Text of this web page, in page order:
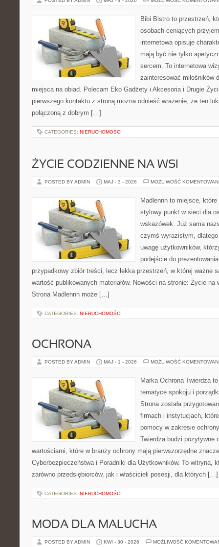
Bibi Bistro to przestrzeń,
osobach ceniących
internetowa opisuje
mają być nie tylko
sercem. To internetowa
zainteresować miłośników
miejsca na obiad. Polecam Eko Gadżety i Akcesoria i Drugie
pierwszego kontaktu z stroną można odnieść wrażenie, że ten
połączoną z dobrym […]
CATEGORIES: NIERUCHOMOŚCI
ŻYCIE CODZIENNE NA WSI
POSTED BY ADMIN MAJ - 3 - 2026 MOŻLIWOŚĆ
Madlennn to miejsce,
stylowy punkt w sieci dla
wskazówek. Już sama
czymś wyrazistym,
uwagę użytkowników,
podejście do
przypadkowy zbiór treści, lecz lekka przestrzeń, w której ważne
wartość publikowanych materiałów. Nowości na stronie: Życie na
Strona Madlennn może […]
CATEGORIES: NIERUCHOMOŚCI
OCHRONA
POSTED BY ADMIN MAJ - 1 - 2026 MOŻLIWOŚĆ
Marka Ochrona Twierdza
tematyce spokoju i
Strona została
firmach i instytucjach,
pomocy w zakresie
Twierdza budzi pozytywne
wartościami, które w branży ochrony mają pierwszorzędne
Cyberbezpieczeństwa i Poradniki dla Użytkowników. To witryna,
zarówno przedsiębiorców, jak i właścicieli posesji, dla których […]
CATEGORIES: NIERUCHOMOŚCI
MODA DLA MALUCHA
POSTED BY ADMIN KWI - 30 - 2026 MOŻLIWOŚĆ